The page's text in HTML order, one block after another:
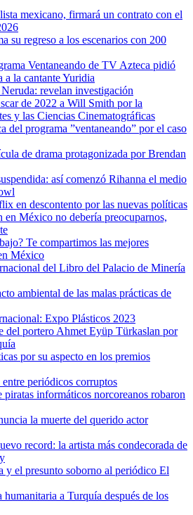
mexicano, firmará un contrato con el
su regreso a los escenarios con 200
Ventaneando de TV Azteca pidió
a la cantante Yuridia
revelan investigación
de 2022 a Will Smith por la
y las Ciencias Cinematográficas
del programa ”ventaneando” por el caso
de drama protagonizada por Brendan
así comenzó Rihanna el medio
en descontento por las nuevas políticas
en México no debería preocuparnos,
Te compartimos las mejores
México
del Libro del Palacio de Minería
ambiental de las malas prácticas de
Expo Plásticos 2023
del portero Ahmet Eyüp Türkaslan por
por su aspecto en los premios
entre periódicos corruptos
informáticos norcoreanos robaron
la muerte del querido actor
record: la artista más condecorada de
y el presunto soborno al periódico El
a Turquía después de los